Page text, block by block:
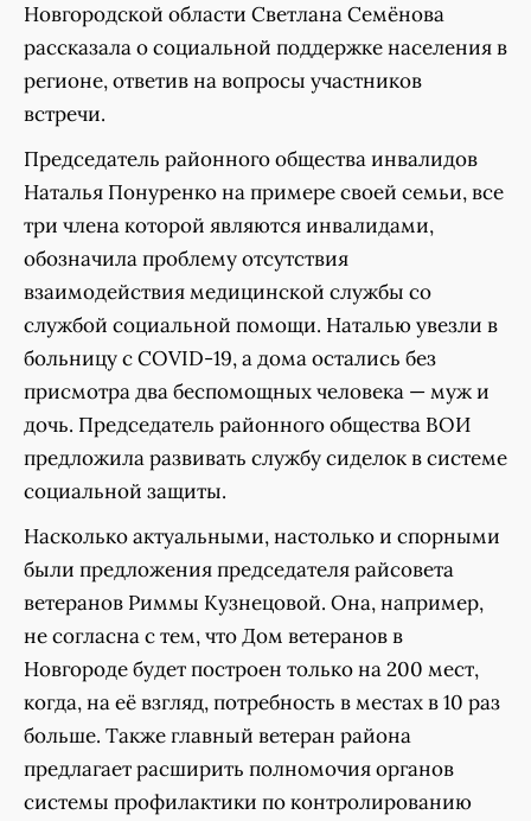
Новгородской области Светлана Семёнова
рассказала о социальной поддержке населения в
регионе, ответив на вопросы участников
встречи.
Председатель районного общества инвалидов
Наталья Понуренко на примере своей семьи, все
три члена которой являются инвалидами,
обозначила проблему отсутствия
взаимодействия медицинской службы со
службой социальной помощи. Наталью увезли в
больницу с СOVID-19, а дома остались без
присмотра два беспомощных человека — муж и
дочь. Председатель районного общества ВОИ
предложила развивать службу сиделок в системе
социальной защиты.
Насколько актуальными, настолько и спорными
были предложения председателя райсовета
ветеранов Риммы Кузнецовой. Она, например,
не согласна с тем, что Дом ветеранов в
Новгороде будет построен только на 200 мест,
когда, на её взгляд, потребность в местах в 10 раз
больше. Также главный ветеран района
предлагает расширить полномочия органов
системы профилактики по контролированию